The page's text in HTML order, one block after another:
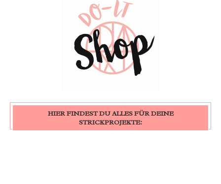
HIER FINDEST DU ALLES FÜR DEINE
STRICKPROJEKTE: